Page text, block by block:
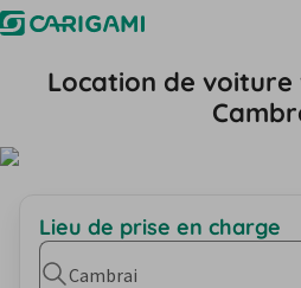
Location de
Lieu de prise en charge
Cambrai